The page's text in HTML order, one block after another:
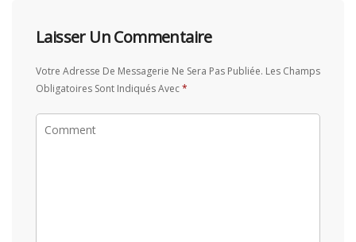
Laisser Un Commentaire
Votre Adresse De Messagerie Ne Sera Pas Publiée. Les Champs
Obligatoires Sont Indiqués Avec*